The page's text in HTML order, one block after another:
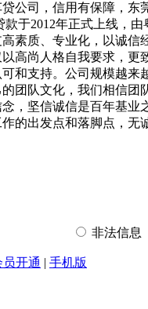
公司，信用有保障，
于2012年正式上线，
素质、专业化，以诚
高尚人格自我要求，
和支持。公司规模越
团队文化，我们相信
，坚信诚信是百年基
的出发点和落脚点，
非法信息
开通 | 手机版